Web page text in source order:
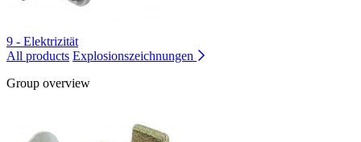
9 - Elektrizität
All products Explosionszeichnungen
Group overview